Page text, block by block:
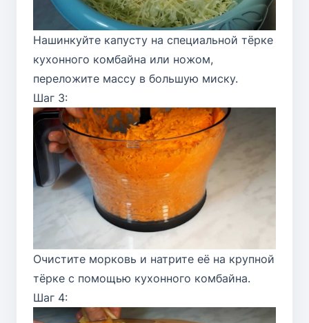
Нашинкуйте капусту на специальной тёрке
кухонного комбайна или ножом,
переложите массу в большую миску.
Шаг 3:
Очистите морковь и натрите её на крупной
тёрке с помощью кухонного комбайна.
Шаг 4: